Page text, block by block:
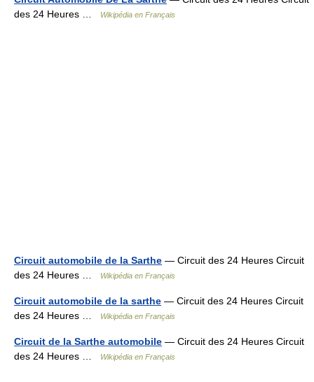
des 24 Heures …
Wikipédia en Français
Circuit automobile de la Sarthe — Circuit des 24 Heures Circuit
des 24 Heures …
Wikipédia en Français
Circuit automobile de la sarthe — Circuit des 24 Heures Circuit
des 24 Heures …
Wikipédia en Français
Circuit de la Sarthe automobile — Circuit des 24 Heures Circuit
des 24 Heures …
Wikipédia en Français